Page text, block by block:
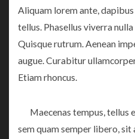
Aliquam lorem ante,
tellus. Phasellus viverra
Quisque rutrum. Aenean
augue. Curabitur
Etiam rhoncus.
Maecenas tempus, tellus
sem quam semper libero, sit